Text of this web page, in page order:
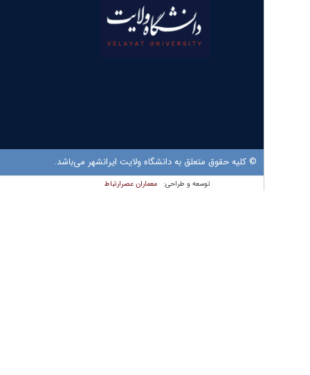
© کلیه حقوق متعلق به دانشگاه ولایت ایرانشهر می‌باشد.
توسعه و طراحی: معماران عصر‌ارتباط